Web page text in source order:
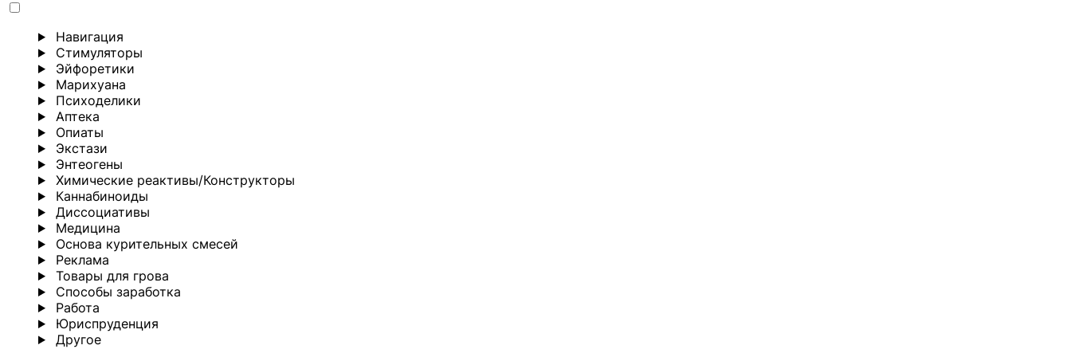
Навигация
Стимуляторы
Эйфоретики
Марихуана
Психоделики
Аптека
Опиаты
Экстази
Энтеогены
Химические реактивы/Конструкторы
Каннабиноиды
Диссоциативы
Медицина
Основа курительных смесей
Реклама
Товары для грова
Способы заработка
Работа
Юриспруденция
Другoе